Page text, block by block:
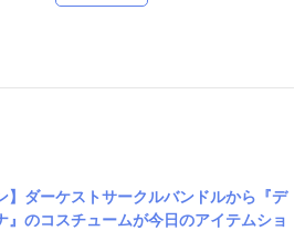
】ダーケストサークルバンドルから『デ
』のコスチュームが今日のアイテムショ